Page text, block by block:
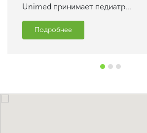
Unimed принимает педиатр...
Подробнее